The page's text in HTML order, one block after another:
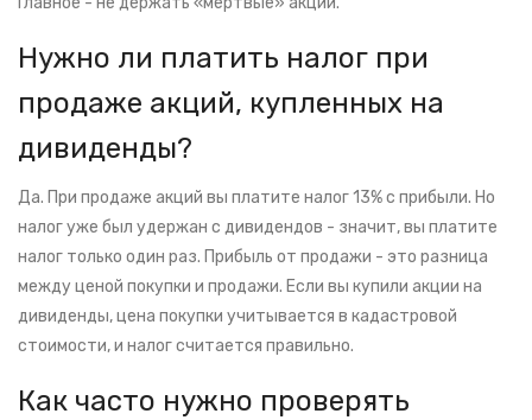
Нужно ли платить налог при
продаже акций, купленных на
дивиденды?
Да. При продаже акций вы платите налог 13% с прибыли. Но
налог уже был удержан с дивидендов - значит, вы платите
налог только один раз. Прибыль от продажи - это разница
между ценой покупки и продажи. Если вы купили акции на
дивиденды, цена покупки учитывается в кадастровой
стоимости, и налог считается правильно.
Как часто нужно проверять